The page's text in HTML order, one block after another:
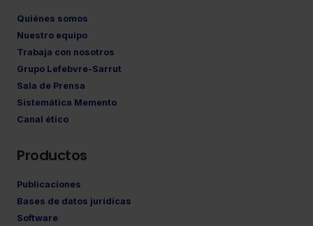
Quiénes somos
Nuestro equipo
Trabaja con nosotros
Grupo Lefebvre-Sarrut
Sala de Prensa
Sistemática Memento
Canal ético
Productos
Publicaciones
Bases de datos jurídicas
Software